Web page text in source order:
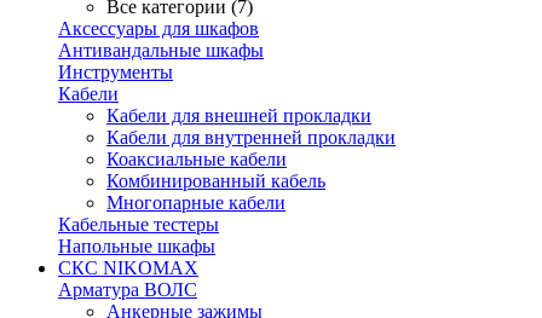
Все категории (7)
Аксессуары для шкафов
Антивандальные шкафы
Инструменты
Кабели
Кабели для внешней прокладки
Кабели для внутренней прокладки
Коаксиальные кабели
Комбинированный кабель
Многопарные кабели
Кабельные тестеры
Напольные шкафы
СКС NIKOMAX
Арматура ВОЛС
Анкерные зажимы